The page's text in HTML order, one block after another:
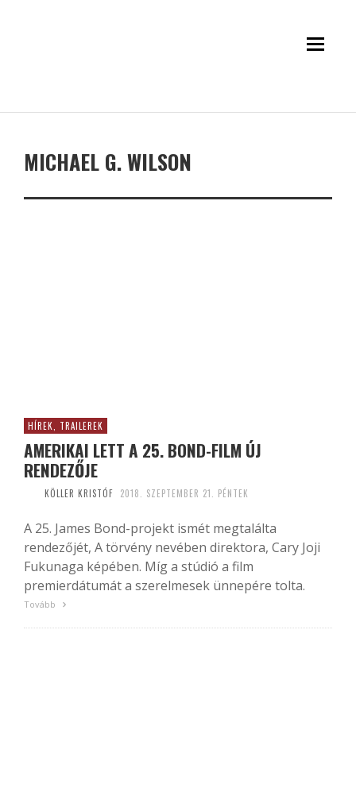
MICHAEL G. WILSON
HÍREK, TRAILEREK
AMERIKAI LETT A 25. BOND-FILM ÚJ
RENDEZŐJE
KÖLLER KRISTÓF 2018. SZEPTEMBER 21. PÉNTEK
A 25. James Bond-projekt ismét megtalálta
rendezőjét, A törvény nevében direktora, Cary Joji
Fukunaga képében. Míg a stúdió a film
premierdátumát a szerelmesek ünnepére tolta.
Tovább